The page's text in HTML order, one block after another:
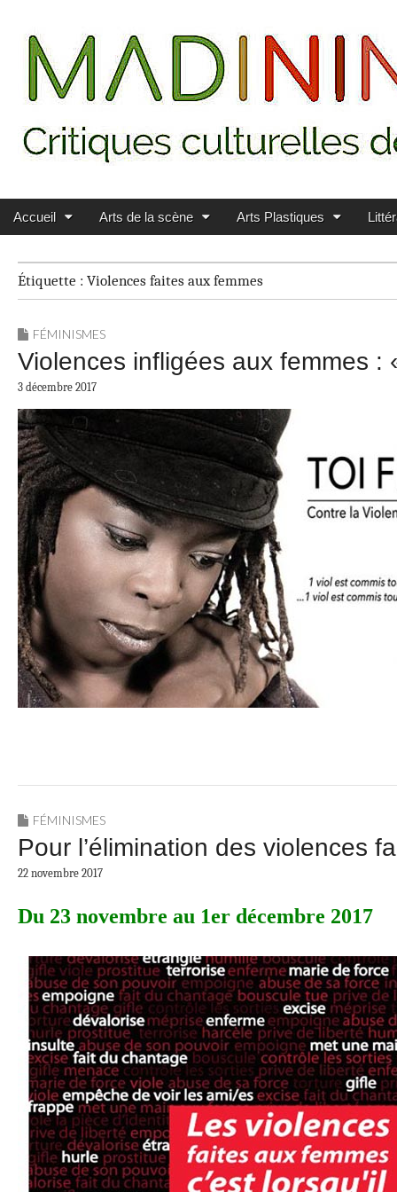
MADININ'ART
Main menu
Skip to content
Accueil Arts de la scène Arts Plastiques
Étiquette : Violences faites aux femmes
FÉMINISMES
Violences infligées aux femmes
3 décembre 2017
FÉMINISMES
Pour l’élimination des violences
22 novembre 2017
Du 23 novembre au 1er décembre 2017